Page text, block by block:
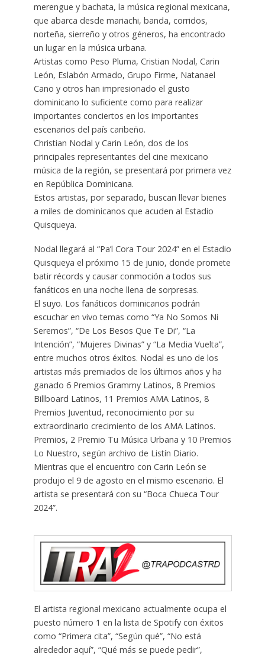
merengue y bachata, la música regional mexicana,
que abarca desde mariachi, banda, corridos,
norteña, sierreño y otros géneros, ha encontrado
un lugar en la música urbana.
Artistas como Peso Pluma, Cristian Nodal, Carin
León, Eslabón Armado, Grupo Firme, Natanael
Cano y otros han impresionado el gusto
dominicano lo suficiente como para realizar
importantes conciertos en los importantes
escenarios del país caribeño.
Christian Nodal y Carin León, dos de los
principales representantes del cine mexicano
música de la región, se presentará por primera vez
en República Dominicana.
Estos artistas, por separado, buscan llevar bienes
a miles de dominicanos que acuden al Estadio
Quisqueya.
Nodal llegará al “Pa’l Cora Tour 2024” en el Estadio
Quisqueya el próximo 15 de junio, donde promete
batir récords y causar conmoción a todos sus
fanáticos en una noche llena de sorpresas.
El suyo. Los fanáticos dominicanos podrán
escuchar en vivo temas como “Ya No Somos Ni
Seremos”, “De Los Besos Que Te Di”, “La
Intención”, “Mujeres Divinas” y “La Media Vuelta”,
entre muchos otros éxitos. Nodal es uno de los
artistas más premiados de los últimos años y ha
ganado 6 Premios Grammy Latinos, 8 Premios
Billboard Latinos, 11 Premios AMA Latinos, 8
Premios Juventud, reconocimiento por su
extraordinario crecimiento de los AMA Latinos.
Premios, 2 Premio Tu Música Urbana y 10 Premios
Lo Nuestro, según archivo de Listín Diario.
Mientras que el encuentro con Carin León se
produjo el 9 de agosto en el mismo escenario. El
artista se presentará con su “Boca Chueca Tour
2024”.
El artista regional mexicano actualmente ocupa el
puesto número 1 en la lista de Spotify con éxitos
como “Primera cita”, “Según qué”, “No está
alrededor aquí”, “Qué más se puede pedir”,